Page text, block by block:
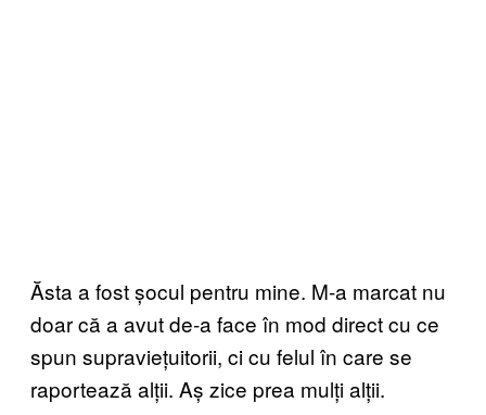
Ăsta a fost șocul pentru mine. M-a marcat nu
doar că a avut de-a face în mod direct cu ce
spun supraviețuitorii, ci cu felul în care se
raportează alții. Aș zice prea mulți alții.